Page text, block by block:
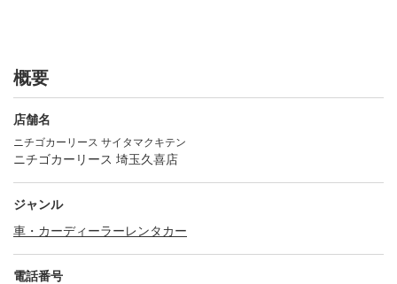
概要
店舗名
ニチゴカーリース サイタマクキテン
ニチゴカーリース 埼玉久喜店
ジャンル
車・カーディーラーレンタカー
電話番号